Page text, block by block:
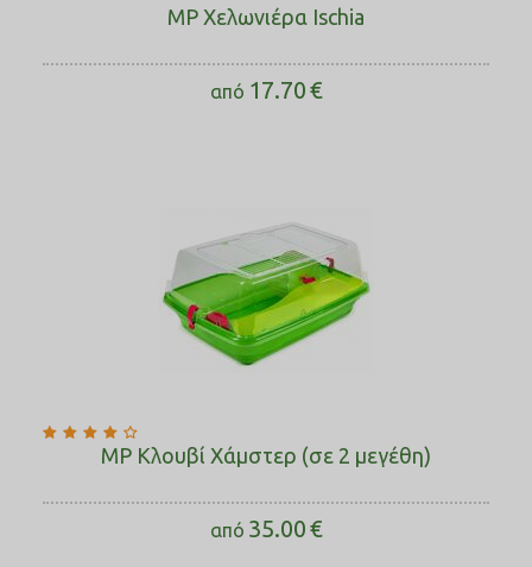
MP Χελωνιέρα Ischia
από 17.70€
MP Κλουβί Χάμστερ (σε 2 μεγέθη)
από 35.00€